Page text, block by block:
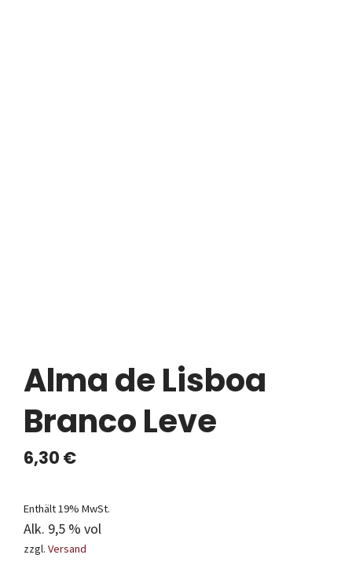
Alma de Lisboa
Branco Leve
6,30 €
Enthält 19% MwSt.
Alk. 9,5 % vol
zzgl. Versand